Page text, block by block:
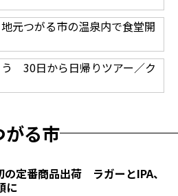
元つがる市の温泉内で食堂開
30日から日帰りツアー／ク
がる市
の定番商品出荷 ラガーとIPA、
に